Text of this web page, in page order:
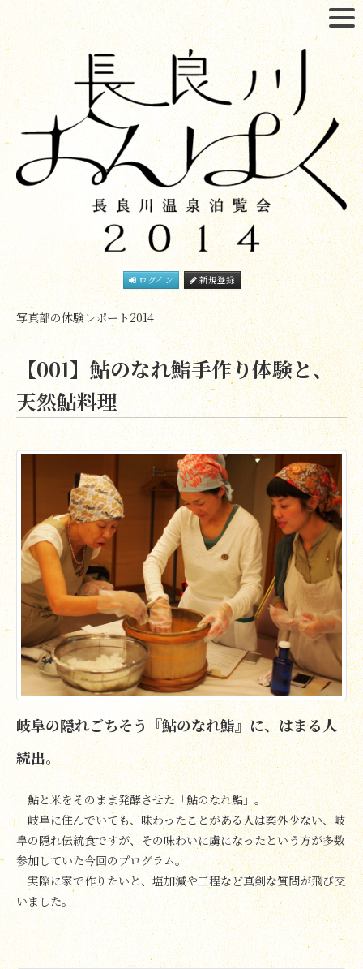
ログイン 新規登録
写真部の体験レポート2014
【001】鮎のなれ鮨手作り体験と、
天然鮎料理
岐阜の隠れごちそう『鮎のなれ鮨』に、はまる人
続出。
鮎と米をそのまま発酵させた「鮎のなれ鮨」。
岐阜に住んでいても、味わったことがある人は案外少ない、岐
阜の隠れ伝統食ですが、その味わいに虜になったという方が多数
参加していた今回のプログラム。
実際に家で作りたいと、塩加減や工程など真剣な質問が飛び交
いました。